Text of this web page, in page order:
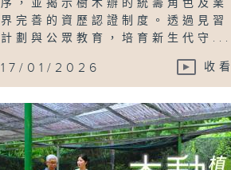
序，並揭示樹木辦的統籌角色及業
界完善的資歷認證制度。透過見習
計劃與公眾教育，培育新生代守...
17/01/2026 收看